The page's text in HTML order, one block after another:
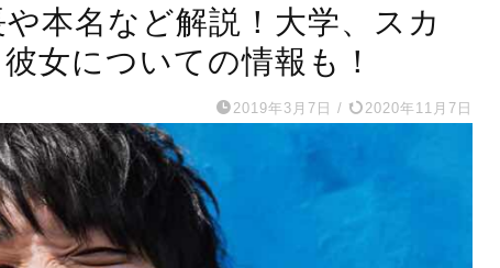
本名など解説！大学、スカ
女についての情報も！
2019年3月7日 / 2020年11月7日